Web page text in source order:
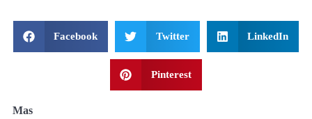
Facebook Twitter LinkedIn
Pinterest
Mas